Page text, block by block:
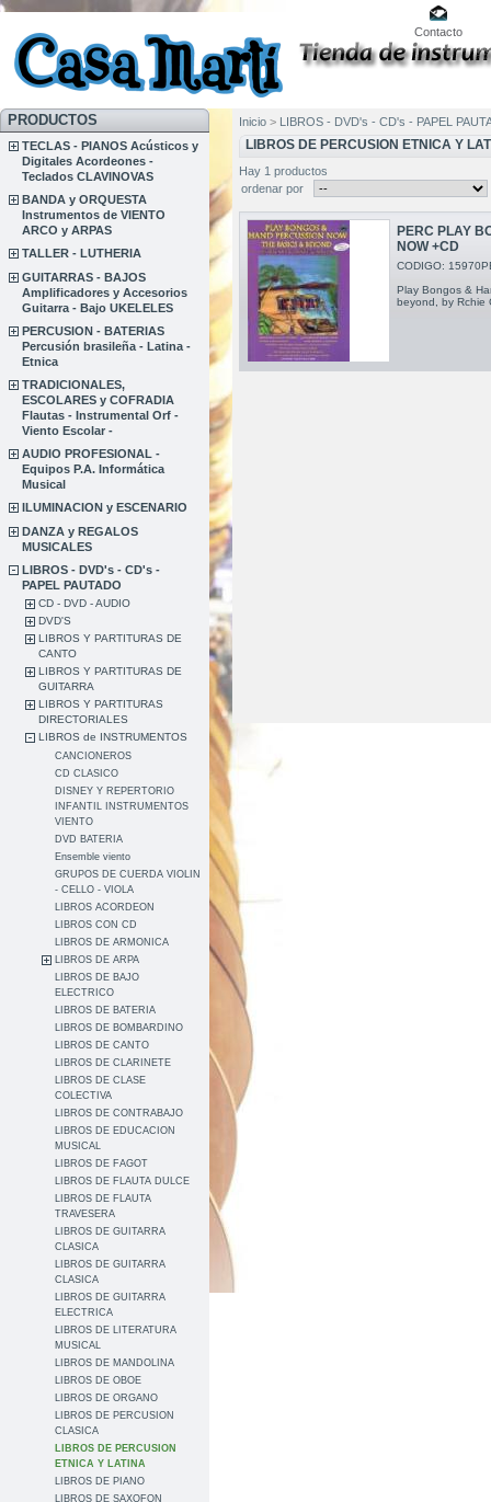
Contacto
PRODUCTOS
TECLAS - PIANOS Acústicos y
Digitales Acordeones -
Teclados CLAVINOVAS
BANDA y ORQUESTA
Instrumentos de VIENTO
ARCO y ARPAS
TALLER - LUTHERIA
GUITARRAS - BAJOS
Amplificadores y Accesorios
Guitarra - Bajo UKELELES
PERCUSION - BATERIAS
Percusión brasileña - Latina -
Etnica
TRADICIONALES,
ESCOLARES y COFRADIA
Flautas - Instrumental Orf -
Viento Escolar -
AUDIO PROFESIONAL -
Equipos P.A. Informática
Musical
ILUMINACION y ESCENARIO
DANZA y REGALOS
MUSICALES
LIBROS - DVD's - CD's -
PAPEL PAUTADO
CD - DVD - AUDIO
DVD'S
LIBROS Y PARTITURAS DE
CANTO
LIBROS Y PARTITURAS DE
GUITARRA
LIBROS Y PARTITURAS
DIRECTORIALES
LIBROS de INSTRUMENTOS
CANCIONEROS
CD CLASICO
DISNEY Y REPERTORIO
INFANTIL INSTRUMENTOS
VIENTO
DVD BATERIA
Ensemble viento
GRUPOS DE CUERDA VIOLIN
- CELLO - VIOLA
LIBROS ACORDEON
LIBROS CON CD
LIBROS DE ARMONICA
LIBROS DE ARPA
LIBROS DE BAJO
ELECTRICO
LIBROS DE BATERIA
LIBROS DE BOMBARDINO
LIBROS DE CANTO
LIBROS DE CLARINETE
LIBROS DE CLASE
COLECTIVA
LIBROS DE CONTRABAJO
LIBROS DE EDUCACION
MUSICAL
LIBROS DE FAGOT
LIBROS DE FLAUTA DULCE
LIBROS DE FLAUTA
TRAVESERA
LIBROS DE GUITARRA
CLASICA
LIBROS DE GUITARRA
CLASICA
LIBROS DE GUITARRA
ELECTRICA
LIBROS DE LITERATURA
MUSICAL
LIBROS DE MANDOLINA
LIBROS DE OBOE
LIBROS DE ORGANO
LIBROS DE PERCUSION
CLASICA
LIBROS DE PERCUSION
ETNICA Y LATINA
LIBROS DE PIANO
LIBROS DE SAXOFON
Inicio > LIBROS - DVD's - CD's - PAPEL
LIBROS DE PERCUSION ETNICA Y
Hay 1 productos
ordenar por
PERC PLAY
NOW +CD
CODIGO:
Play Bongos &
beyond, by Rchie